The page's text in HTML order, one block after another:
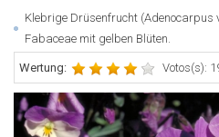
Klebrige Drüsenfrucht (Adenocarpus
Fabaceae mit gelben Blüten.
Wertung: Votos(s):